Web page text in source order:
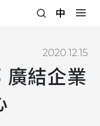
2020.12.15
廣結企業